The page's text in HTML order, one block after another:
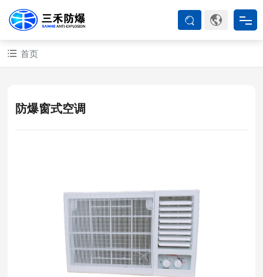
首页
ATEX系列
首页
防爆窗式空调